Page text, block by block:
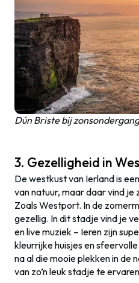
Dún Briste bij
3. Gezelligheid in
De westkust van Ierland is
van natuur, maar daar vind
Zoals Westport. In de
gezellig. In dit stadje vind je
en live muziek – Ieren zijn
kleurrijke huisjes en
na al die mooie plekken in de
van zo’n leuk stadje te